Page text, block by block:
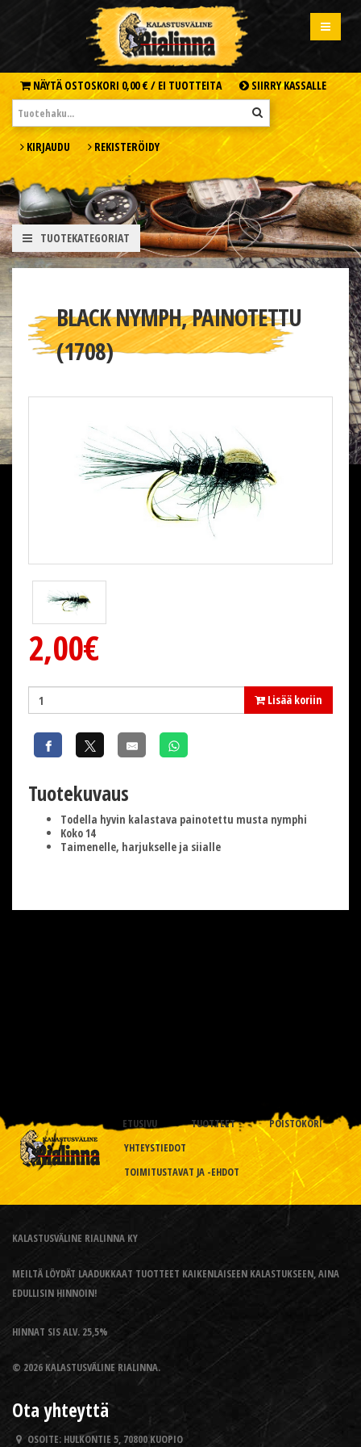
NÄYTÄ OSTOSKORI 0,00 € / EI TUOTTEITA SIIRRY KASSALLE
KIRJAUDU REKISTERÖIDY
TUOTEKATEGORIAT
BLACK NYMPH, PAINOTETTU
(1708)
2,00€
Lisää koriin
Tuotekuvaus
Todella hyvin kalastava painotettu musta nymphi
Koko 14
Taimenelle, harjukselle ja siialle
ETUSIVU TUOTTEET
POISTOKORI
YHTEYSTIEDOT
TOIMITUSTAVAT JA -EHDOT
KALASTUSVÄLINE RIALINNA KY
MEILTÄ LÖYDÄT LAADUKKAAT TUOTTEET KAIKENLAISEEN KALASTUKSEEN, AINA
EDULLISIN HINNOIN!
HINNAT SIS ALV. 25,5%
© 2026 KALASTUSVÄLINE RIALINNA.
Ota yhteyttä
OSOITE: HULKONTIE 5, 70800 KUOPIO